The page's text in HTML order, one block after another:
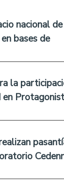
nacional de
bases de
la
en